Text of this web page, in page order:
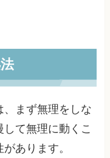
、まず無理をしな
て無理に動くこ
あります。